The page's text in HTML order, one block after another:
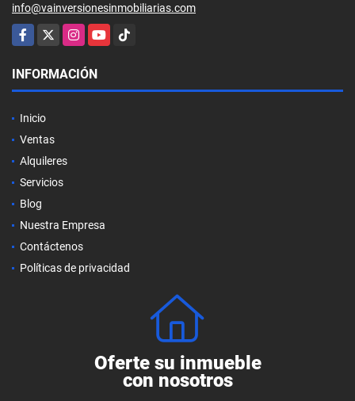
info@vainversionesinmobiliarias.com
Facebook
X InstagramYouTubeTikTok
INFORMACIÓN
Inicio
Ventas
Alquileres
Servicios
Blog
Nuestra Empresa
Contáctenos
Políticas de privacidad
Oferte su inmueble
con nosotros